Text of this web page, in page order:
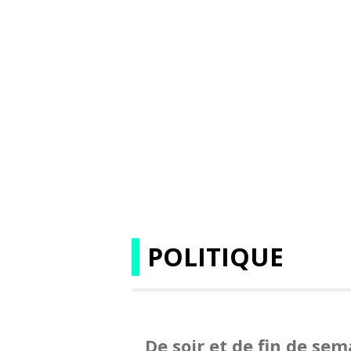
POLITIQUE
De soir et de fin de